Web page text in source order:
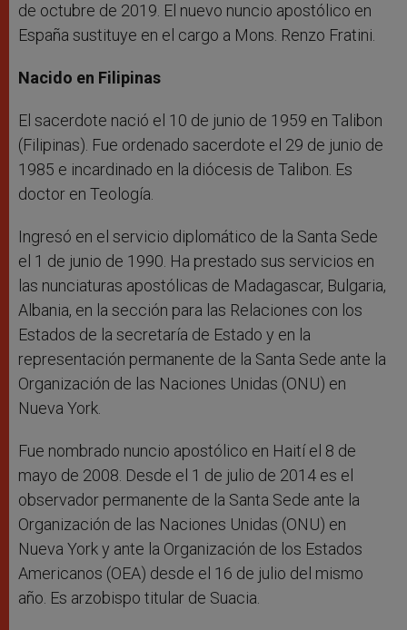
de octubre de 2019. El nuevo nuncio apostólico en
España sustituye en el cargo a Mons. Renzo Fratini.
Nacido en Filipinas
El sacerdote nació el 10 de junio de 1959 en Talibon
(Filipinas). Fue ordenado sacerdote el 29 de junio de
1985 e incardinado en la diócesis de Talibon. Es
doctor en Teología.
Ingresó en el servicio diplomático de la Santa Sede
el 1 de junio de 1990. Ha prestado sus servicios en
las nunciaturas apostólicas de Madagascar, Bulgaria,
Albania, en la sección para las Relaciones con los
Estados de la secretaría de Estado y en la
representación permanente de la Santa Sede ante la
Organización de las Naciones Unidas (ONU) en
Nueva York.
Fue nombrado nuncio apostólico en Haití el 8 de
mayo de 2008. Desde el 1 de julio de 2014 es el
observador permanente de la Santa Sede ante la
Organización de las Naciones Unidas (ONU) en
Nueva York y ante la Organización de los Estados
Americanos (OEA) desde el 16 de julio del mismo
año. Es arzobispo titular de Suacia.